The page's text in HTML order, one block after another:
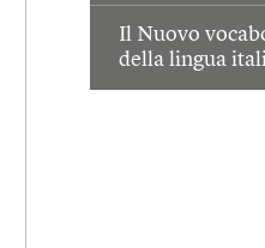
Il Nuovo
della lingua